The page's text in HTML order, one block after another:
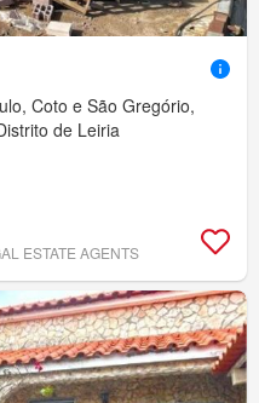
Coto e São Gregório,
de Leiria
ESTATE AGENTS